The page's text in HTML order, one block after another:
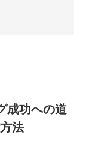
成功への道
法